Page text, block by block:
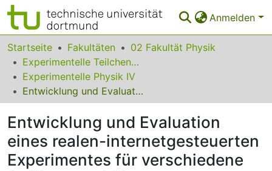
Anmelden
Bereiche & Sammlungen
Das gesamte Repositorium
Statistiken
FAQ
Leitlinien
Zurück zur Startseite
Startseite Fakultäten
02 Fakultät Physik
Experimentelle Teilchenphysik
Experimentelle Physik IV
Entwicklung und Evaluation eines realen-internetgesteuerten Experimentes für verschiedene Anfängerpraktika
Entwicklung und Evaluation
eines realen-internetgesteuerten
Experimentes für verschiedene